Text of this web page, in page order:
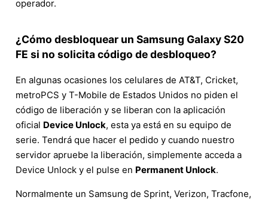
operador.
¿Cómo desbloquear un Samsung Galaxy S20
FE si no solicita código de desbloqueo?
En algunas ocasiones los celulares de AT&T, Cricket,
metroPCS y T-Mobile de Estados Unidos no piden el
código de liberación y se liberan con la aplicación
oficial Device Unlock, esta ya está en su equipo de
serie. Tendrá que hacer el pedido y cuando nuestro
servidor apruebe la liberación, simplemente acceda a
Device Unlock y el pulse en Permanent Unlock.
Normalmente un Samsung de Sprint, Verizon, Tracfone,